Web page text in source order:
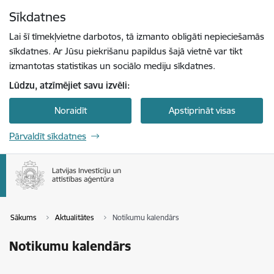
Sīkdatnes
Lai šī tīmekļvietne darbotos, tā izmanto obligāti nepieciešamās
sīkdatnes. Ar Jūsu piekrišanu papildus šajā vietnē var tikt
izmantotas statistikas un sociālo mediju sīkdatnes.
Lūdzu, atzīmējiet savu izvēli:
Noraidīt Apstiprināt visas
Pārvaldīt sīkdatnes
Sākums Aktualitātes Notikumu kalendārs
Notikumu kalendārs